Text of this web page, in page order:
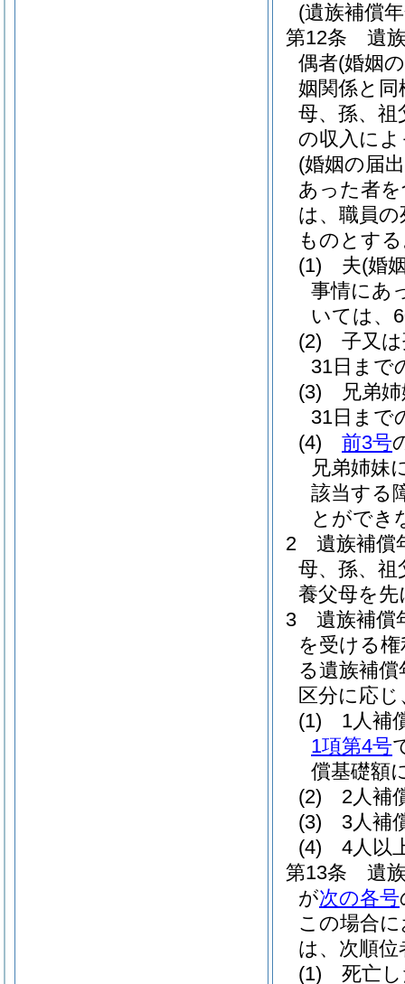
(遺族補償
第12条
遺
偶者(婚姻
姻関係と
母、孫、
の収入に
(婚姻の届
あった者
は、職員
ものとす
(1)
夫(婚
事情にあ
いては、
(2)
子又
31日まで
(3)
兄弟
31日まで
(4)
前3号
兄弟姉妹
該当する
とができ
2
遺族補償
母、孫、
養父母を
3
遺族補償
を受ける
る遺族補
区分に応
(1)
1人補
1項第4号
償基礎額
(2)
2人補
(3)
3人補
(4)
4人以
第13条
遺
が次の各号
この場合
は、次順
(1)
死亡